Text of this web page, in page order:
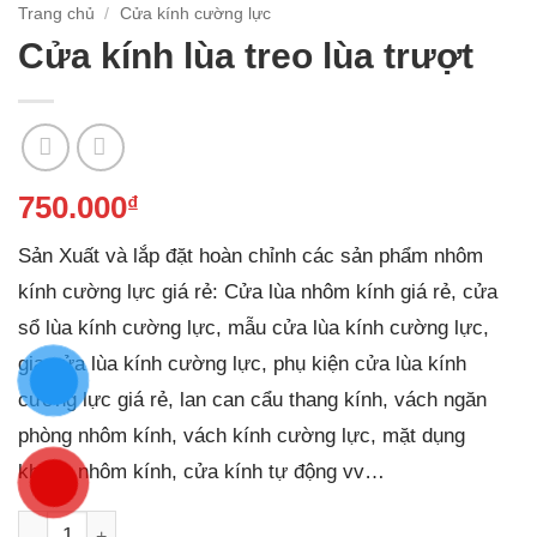
Trang chủ / Cửa kính cường lực
Cửa kính lùa treo lùa trượt
750.000₫
Sản Xuất và lắp đặt hoàn chỉnh các sản phẩm nhôm
kính cường lực giá rẻ: Cửa lùa nhôm kính giá rẻ, cửa
sổ lùa kính cường lực, mẫu cửa lùa kính cường lực,
gia cửa lùa kính cường lực, phụ kiện cửa lùa kính
cường lực giá rẻ, lan can cẩu thang kính, vách ngăn
phòng nhôm kính, vách kính cường lực, mặt dụng
khung nhôm kính, cửa kính tự động vv…
Cửa kính lùa treo lùa trượt số lượng